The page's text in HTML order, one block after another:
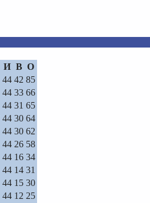
И В О
44 42 85
44 33 66
44 31 65
44 30 64
44 30 62
44 26 58
44 16 34
44 14 31
44 15 30
44 12 25